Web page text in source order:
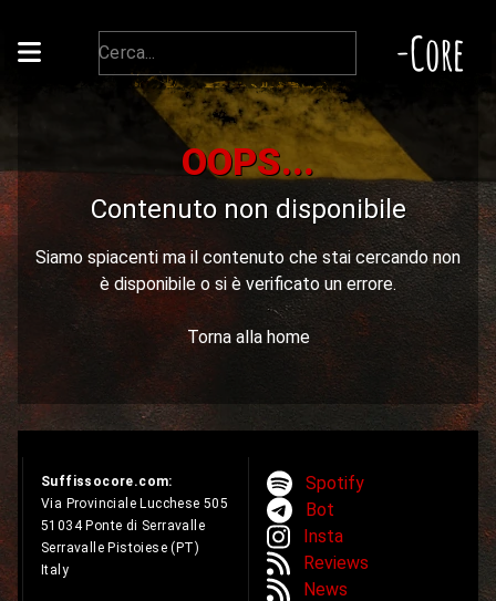
-Core
OOPS...
Contenuto non disponibile
Siamo spiacenti ma il contenuto che stai cercando non
è disponibile o si è verificato un errore.
Torna alla home
Suffissocore.com:
Via Provinciale Lucchese 505
51034 Ponte di Serravalle
Serravalle Pistoiese (PT)
Italy
Spotify
Bot
Insta
Reviews
News